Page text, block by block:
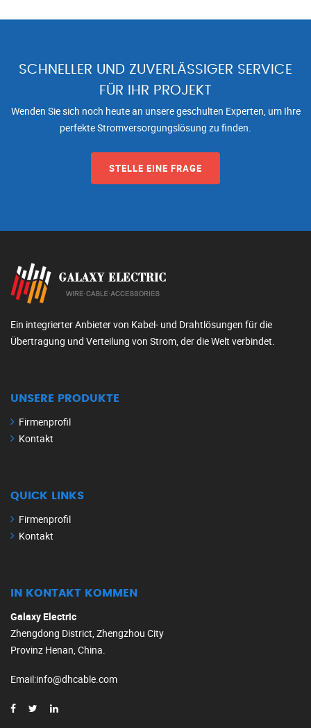
SCHNELLER UND ZUVERLÄSSIGER SERVICE
FÜR IHR PROJEKT
Wenden Sie sich noch heute an unsere geschulten Experten, um Ihre
perfekte Stromversorgungslösung zu finden.
STELLE EINE FRAGE
Ein integrierter Anbieter von Kabel- und Drahtlösungen für die
Übertragung und Verteilung von Strom, der die Welt verbindet.
UNSERE PRODUKTE
Firmenprofil
Kontakt
QUICK LINKS
Firmenprofil
Kontakt
IN KONTAKT KOMMEN
Galaxy Electric
Zhengdong District, Zhengzhou City
Provinz Henan, China.
Email:info@dhcable.com